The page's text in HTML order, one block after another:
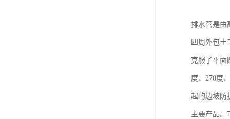
排水管是由
四周外包土
克服了平面
度、270度
起的边坡防
主要产品。